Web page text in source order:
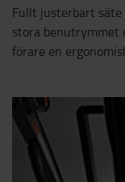
Fullt justerbart säte
stora benutrymmet
förare en